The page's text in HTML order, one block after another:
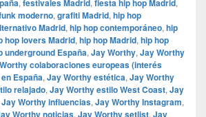
festivales Madrid fiesta hip hop Madrid
moderno, grafiti Madrid, hip hop
Madrid, hip hop contemporáneo, hip
hop lovers Madrid, hip hop Madrid, hip hop
underground España, Jay Worthy, Jay Worthy
colaboraciones europeas (interés
España, Jay Worthy estética, Jay Worthy
relajado, Jay Worthy estilo West Coast, Jay
Jay Worthy influencias, Jay Worthy Instagram,
Worthy noticias, Jay Worthy setlist, Jay